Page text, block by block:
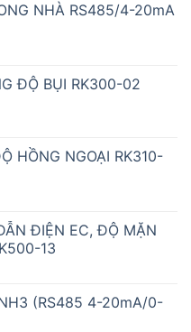
NHÀ RS485/4-20mA
ĐỘ BỤI RK300-02
HỒNG NGOẠI RK310-
ĐIỆN EC, ĐỘ MẶN
13
(RS485 4-20mA/0-